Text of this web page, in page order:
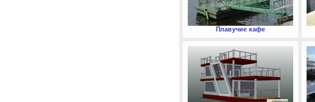
Плавучие кафе